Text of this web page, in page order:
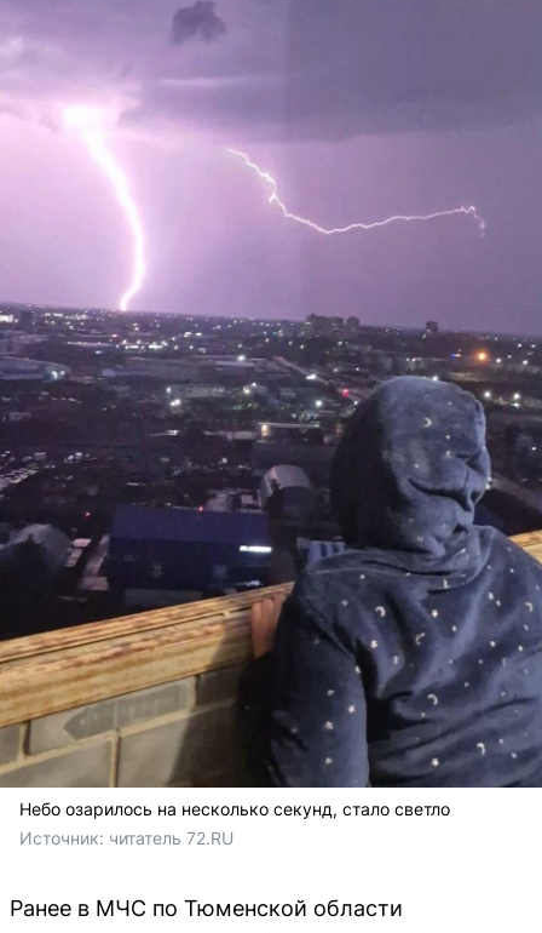
Небо озарилось на несколько секунд, стало светло
Источник: читатель 72.RU
Ранее в МЧС по Тюменской области